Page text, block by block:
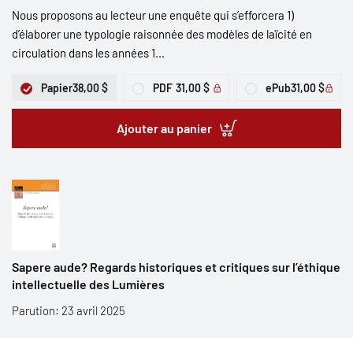
Nous proposons au lecteur une enquête qui s’efforcera 1)
d’élaborer une typologie raisonnée des modèles de laïcité en
circulation dans les années 1...
Papier38,00 $ PDF 31,00 $ ePub31,00 $
Ajouter au panier
Sapere aude? Regards historiques et critiques sur l’éthique
intellectuelle des Lumières
Parution: 23 avril 2025